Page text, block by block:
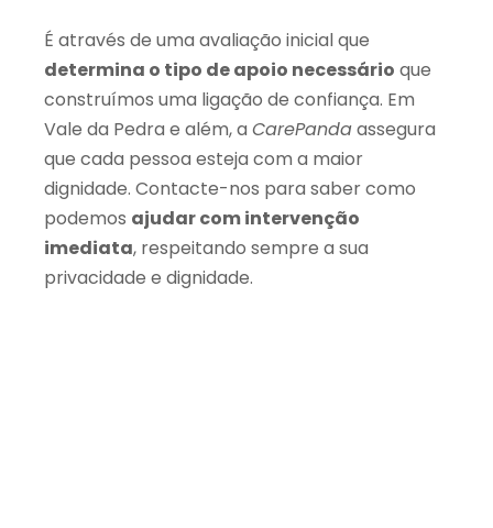
É através de uma avaliação inicial que
determina o tipo de apoio necessário que
construímos uma ligação de confiança. Em
Vale da Pedra e além, a CarePandaassegura
que cada pessoa esteja com a maior
dignidade. Contacte-nos para saber como
podemos ajudar com intervenção
imediata, respeitando sempre a sua
privacidade e dignidade.